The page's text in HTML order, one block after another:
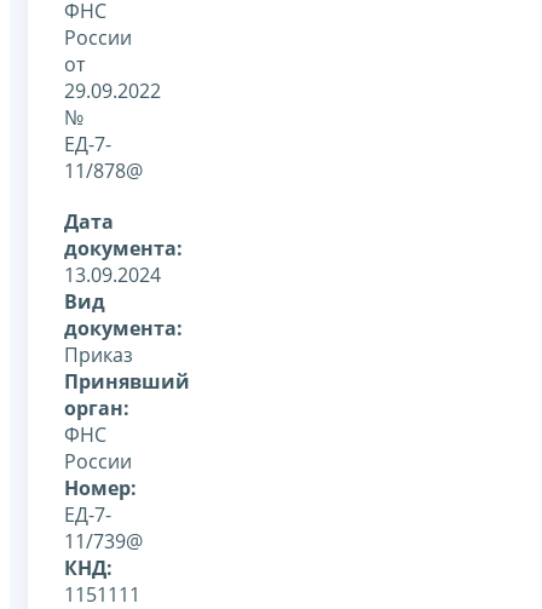
ФНС
России
от
29.09.2022
№
ЕД-7-
11/878@
Дата
документа:
13.09.2024
Вид
документа:
Приказ
Принявший
орган:
ФНС
России
Номер:
ЕД-7-
11/739@
КНД:
1151111